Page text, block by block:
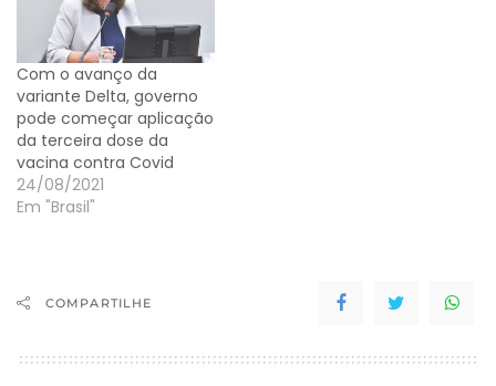
Com o avanço da
variante Delta, governo
pode começar aplicação
da terceira dose da
vacina contra Covid
24/08/2021
Em "Brasil"
COMPARTILHE